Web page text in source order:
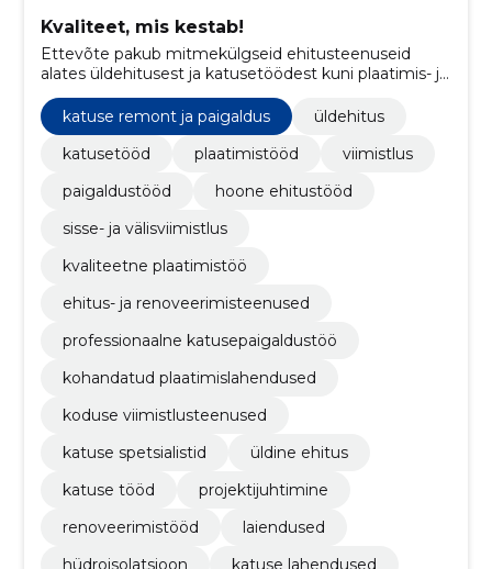
Kvaliteet, mis kestab!
Ettevõte pakub mitmekülgseid ehitusteenuseid
alates üldehitusest ja katusetöödest kuni plaatimis- ja
viimistlustöödeni.
katuse remont ja paigaldus
üldehitus
katusetööd
plaatimistööd
viimistlus
paigaldustööd
hoone ehitustööd
sisse- ja välisviimistlus
kvaliteetne plaatimistöö
ehitus- ja renoveerimisteenused
professionaalne katusepaigaldustöö
kohandatud plaatimislahendused
koduse viimistlusteenused
katuse spetsialistid
üldine ehitus
katuse tööd
projektijuhtimine
renoveerimistööd
laiendused
hüdroisolatsioon
katuse lahendused